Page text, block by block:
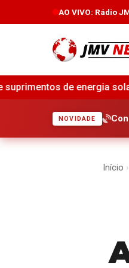
AO VIVO: Rádio
e semicondutores
NOVIDADE
Início ›